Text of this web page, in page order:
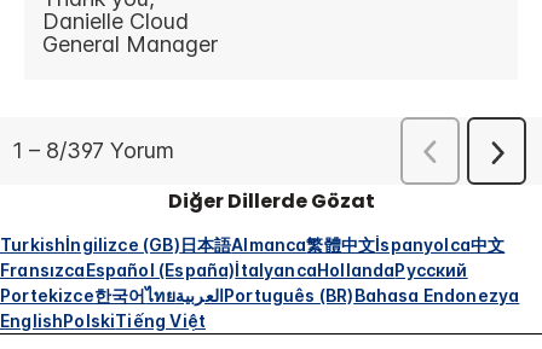
Diğer Dillerde Gözat
Turkishİngilizce (GB)日本語Almanca繁體中文İspanyolca中文
FransızcaEspañol (España)İtalyancaHollandaРусский
Portekizce한국어ไทยالعربيةPortuguês (BR)Bahasa Endonezya
EnglishPolskiTiếng Việt